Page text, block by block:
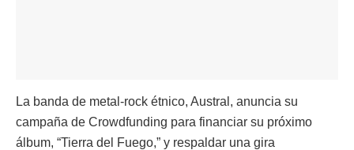
La banda de metal-rock étnico, Austral, anuncia su
campaña de Crowdfunding para financiar su próximo
álbum, “Tierra del Fuego,” y respaldar una gira